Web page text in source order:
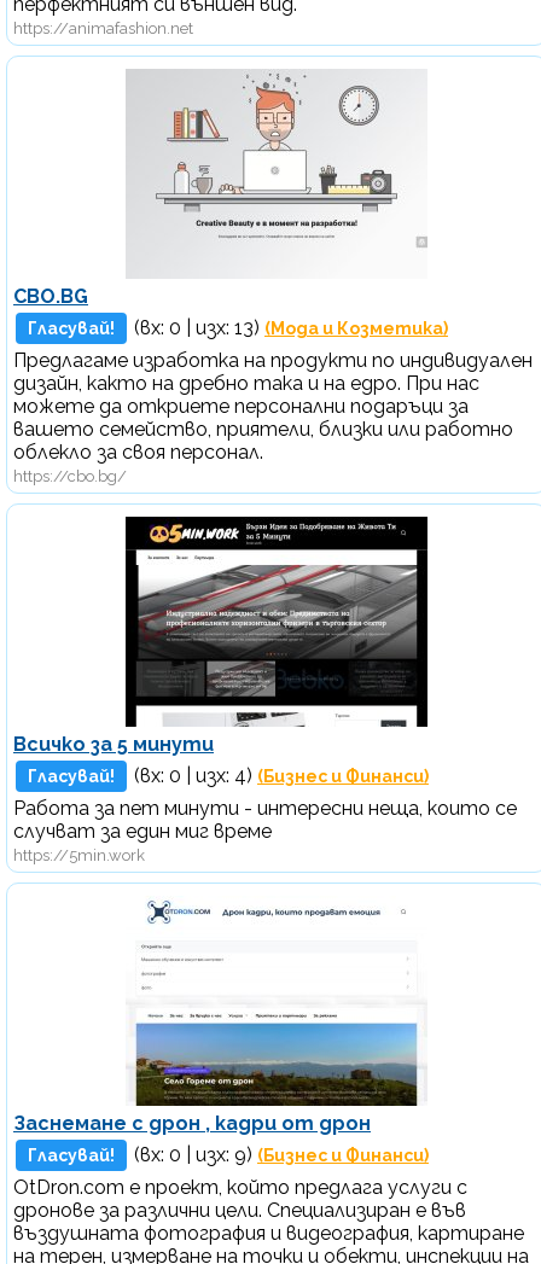
https://animafashion.net
CBO.BG
Гласувай! (вх: 0 | изх: 13) (Мода и Козметика)
Предлагаме изработка на продукти по индивидуален
дизайн, както на дребно така и на едро. При нас
можете да откриете персонални подаръци за
вашето семейство, приятели, близки или работно
облекло за своя персонал.
https://cbo.bg/
Всичко за 5 минути
Гласувай! (вх: 0 | изх: 4) (Бизнес и Финанси)
Работа за пет минути - интересни неща, които се
случват за един миг време
https://5min.work
Заснемане с дрон , кадри от дрон
Гласувай! (вх: 0 | изх: 9) (Бизнес и Финанси)
OtDron.com е проект, който предлага услуги с
дронове за различни цели. Специализиран е във
въздушната фотография и видеография, картиране
на терен, измерване на точки и обекти, инспекции на